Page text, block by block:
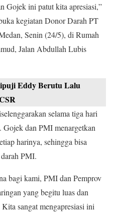
Gojek ini patut kita apresiasi,”
kegiatan Donor Darah PT
Senin (24/5), di Rumah
Jalan Abdullah Lubis
Eddy Berutu Lalu
selama tiga hari
dan PMI menargetkan
harinya, sehingga bisa
PMI.
bagi kami, PMI dan Pemprov
yang begitu luas dan
sangat mengapresiasi ini